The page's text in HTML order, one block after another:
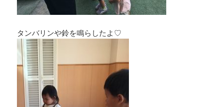
タンバリンや鈴を鳴らしたよ♡